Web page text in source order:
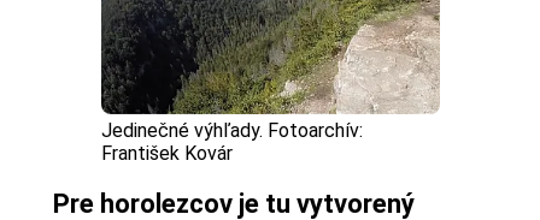
Jedinečné výhľady. Fotoarchív:
František Kovár
Pre horolezcov je tu vytvorený